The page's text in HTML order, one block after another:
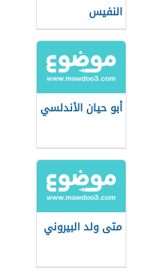
النفيس
أبو حيان الأندلسي
متى ولد البيروني